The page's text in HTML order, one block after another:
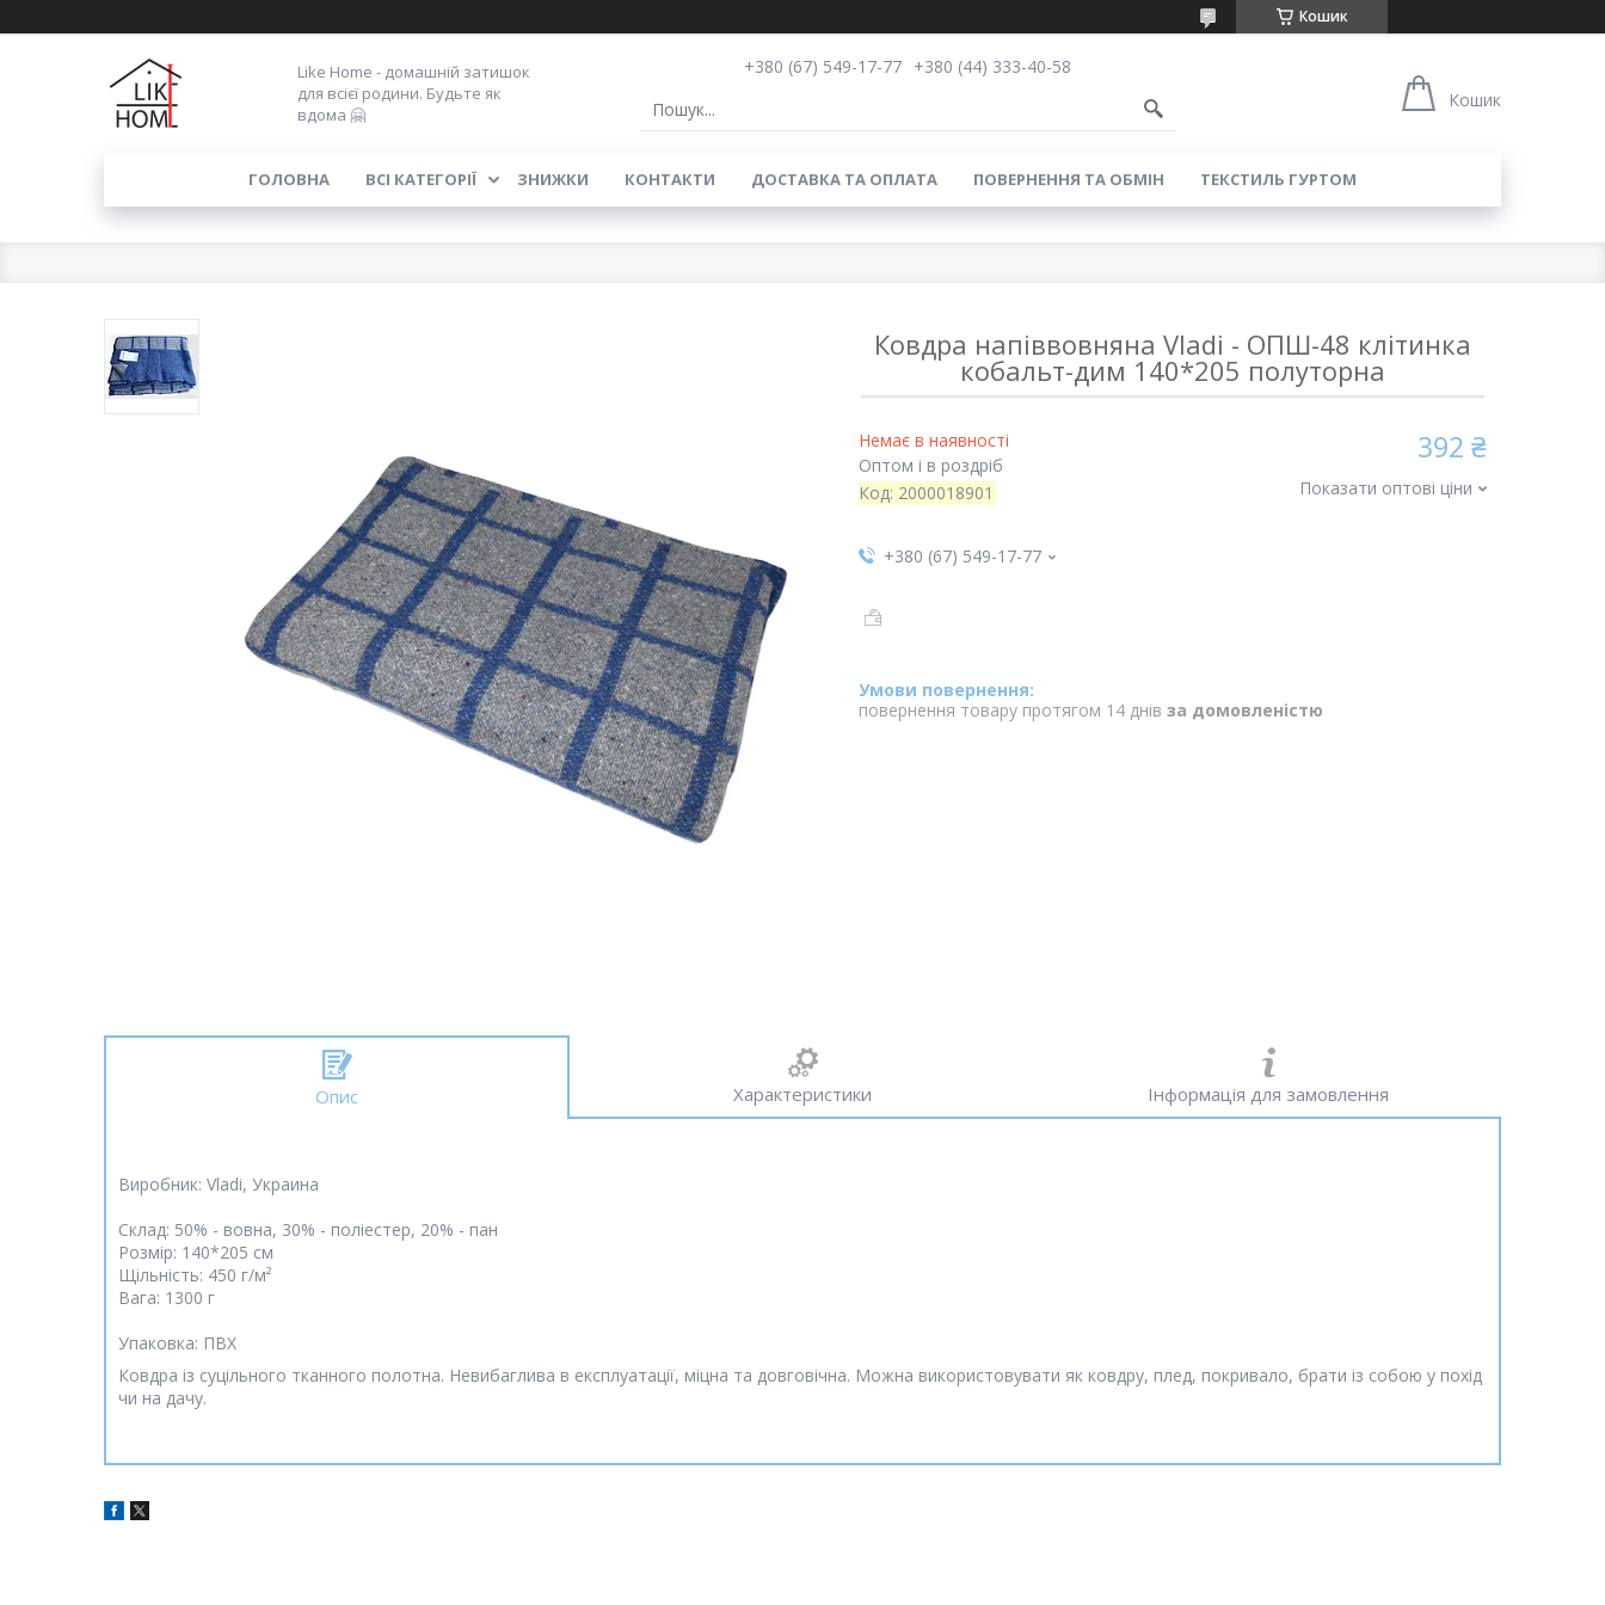
Кошик
Like Home - домашній затишок
для всієї родини. Будьте як
вдома 🤗
+380 (67) 549-17-77 +380 (44) 333-40-58
Кошик
ГОЛОВНА ВСІ КАТЕГОРІЇ ЗНИЖКИ КОНТАКТИ ДОСТАВКА ТА ОПЛАТА ПОВЕРНЕННЯ ТА ОБМІН ТЕКСТИЛЬ ГУРТОМ
Ковдра напіввовняна Vladi - ОПШ-48 клітинка
кобальт-дим 140*205 полуторна
Немає в наявності
Оптом і в роздріб
Код: 2000018901
392 ₴
Показати оптові ціни
+380 (67) 549-17-77
повернення товару протягом 14 днів за домовленістю
Опис Характеристики Інформація для замовлення
Виробник: Vladi, Украина
Склад: 50% - вовна, 30% - поліестер, 20% - пан
Розмір: 140*205 см
Щільність: 450 г/м²
Вага: 1300 г
Упаковка: ПВХ
Ковдра із суцільного тканного полотна. Невибаглива в експлуатації, міцна та довговічна. Можна використовувати як ковдру, плед, покривало, брати із собою у похід
чи на дачу.